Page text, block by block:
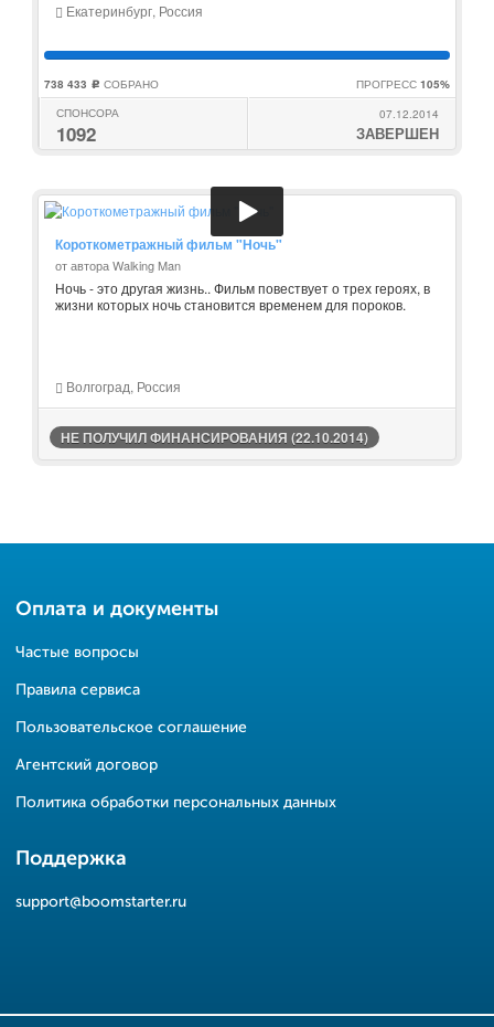
Екатеринбург, Россия
738 433 c СОБРАНО ПРОГРЕСС 105%
СПОНСОРА
1092
07.12.2014
ЗАВЕРШЕН
Короткометражный фильм "Ночь"
от автора Walking Man
Ночь - это другая жизнь.. Фильм повествует о трех героях, в
жизни которых ночь становится временем для пороков.
Волгоград, Россия
НЕ ПОЛУЧИЛ ФИНАНСИРОВАНИЯ (22.10.2014)
Оплата и документы
Частые вопросы
Правила сервиса
Пользовательское соглашение
Агентский договор
Политика обработки персональных данных
Поддержка
support@boomstarter.ru